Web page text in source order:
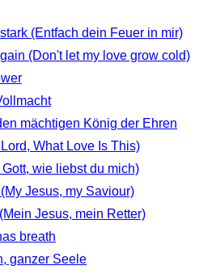
(Entfach dein Feuer in mir)
(Don't let my love grow cold)
mächtigen König der Ehren
What Love Is This)
wie liebst du mich)
Jesus, my Saviour)
Jesus, mein Retter)
breath
ganzer Seele